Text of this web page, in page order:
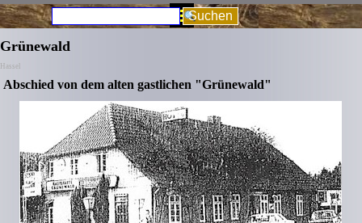
Direkt zum SeiteninhaltMenü überspringen
Suchen
Grünewald
Hassel
Abschied von dem alten gastlichen "Grünewald"